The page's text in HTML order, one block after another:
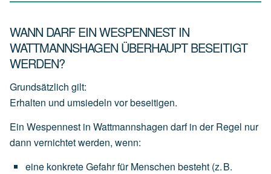
WANN DARF EIN WESPENNEST IN
WATTMANNSHAGEN ÜBERHAUPT BESEITIGT
WERDEN?
Grundsätzlich gilt:
Erhalten und umsiedeln vor beseitigen.
Ein Wespennest in Wattmannshagen darf in der Regel nur
dann vernichtet werden, wenn:
eine konkrete Gefahr für Menschen besteht (z.B.